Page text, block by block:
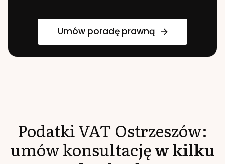
Umów poradę prawną
Podatki VATOstrzeszów:
umów konsultacjęw kilku